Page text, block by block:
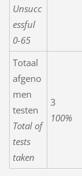
Unsucc
essful
0-65
Totaal
afgeno
men
testen
Total of
tests
taken
3
100%